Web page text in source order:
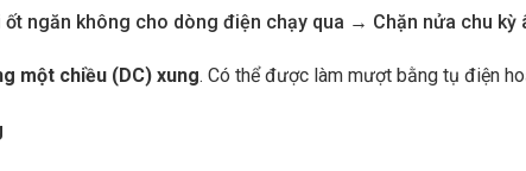
ngăn không cho dòng điện chạy qua → Chặn nửa chu kỳ
một chiều (DC) xung. Có thể được làm mượt bằng tụ điện